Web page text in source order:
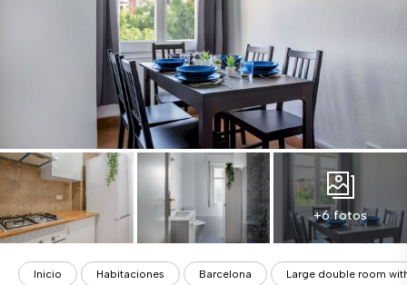
+6 fotos
Inicio Habitaciones Barcelona Large double room